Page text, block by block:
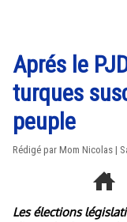
Aprés le
turques
peuple
Rédigé par Mom Nicolas |
Les élections